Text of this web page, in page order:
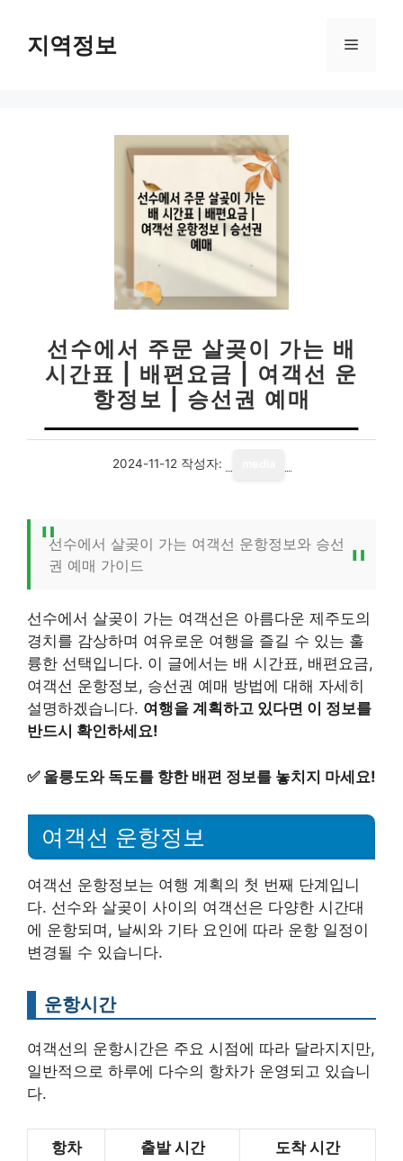
지역정보 메
선수에서 주문 살곶이 가는 배
시간표 | 배편요금 | 여객선 운
항정보 | 승선권 예매
2024-11-12 작성자:
선수에서 살곶이 가는 여객선 운항정보와 승선
권 예매 가이드
선수에서 살곶이 가는 여객선은 아름다운 제주도의
경치를 감상하며 여유로운 여행을 즐길 수 있는 훌
륭한 선택입니다. 이 글에서는 배 시간표, 배편요금,
여객선 운항정보, 승선권 예매 방법에 대해 자세히
설명하겠습니다. 여행을 계획하고 있다면 이 정보를
반드시 확인하세요!
✅ 울릉도와 독도를 향한 배편 정보를 놓치지 마세요!
여객선 운항정보
여객선 운항정보는 여행 계획의 첫 번째 단계입니
다. 선수와 살곶이 사이의 여객선은 다양한 시간대
에 운항되며, 날씨와 기타 요인에 따라 운항 일정이
변경될 수 있습니다.
운항시간
여객선의 운항시간은 주요 시점에 따라 달라지지만,
일반적으로 하루에 다수의 항차가 운영되고 있습니
다.
항차 출발 시간 도착 시간